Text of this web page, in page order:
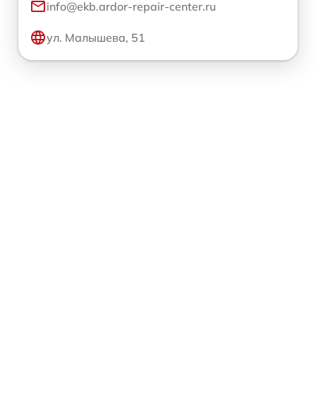
info@ekb.ardor-repair-center.ru
ул. Малышева, 51